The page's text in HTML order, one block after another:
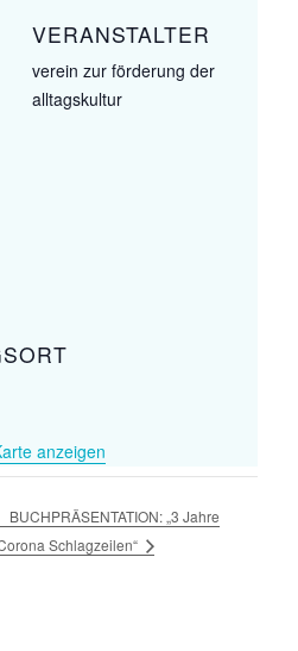
anzeigen
VERANSTALTER
verein zur förderung der
alltagskultur
BUCHPRÄSENTATION: „3 Jahre
Schlagzeilen“